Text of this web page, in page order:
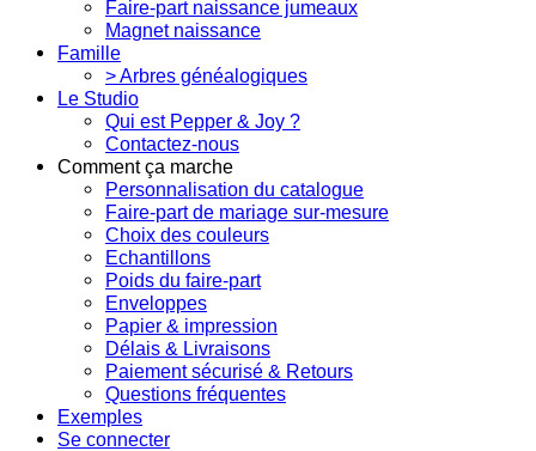
Faire-part naissance jumeaux
Magnet naissance
Famille
> Arbres généalogiques
Le Studio
Qui est Pepper & Joy ?
Contactez-nous
Comment ça marche
Personnalisation du catalogue
Faire-part de mariage sur-mesure
Choix des couleurs
Echantillons
Poids du faire-part
Enveloppes
Papier & impression
Délais & Livraisons
Paiement sécurisé & Retours
Questions fréquentes
Exemples
Se connecter